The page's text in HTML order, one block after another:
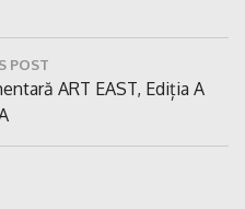
POST
ART EAST, Ediția A